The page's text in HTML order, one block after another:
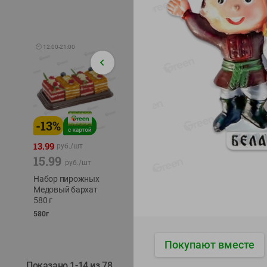
🕘 12:00-21:00
-13%
13.99 руб./шт
15.99 руб./шт
Набор пирожных
Медовый бархат
580 г
580г
24%
4.99
Покупают вместе